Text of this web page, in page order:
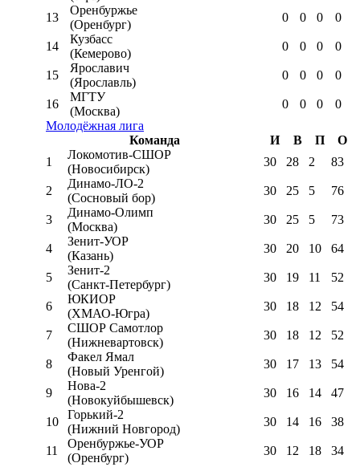
13
Оренбуржье
(Оренбург)
0 0 0 0
14
Кузбасс
(Кемерово)
0 0 0 0
15
Ярославич
(Ярославль)
0 0 0 0
16
МГТУ
(Москва)
0 0 0
0
Молодёжная лига
Команда
И В П
О
1
Локомотив-CШОР
(Новосибирск)
30 28 2 83
2
Динамо-ЛО-2
(Сосновый бор)
30 25 5 76
3
Динамо-Олимп
(Москва)
30 25 5 73
4
Зенит-УОР
(Казань)
30 20 10 64
5
Зенит-2
(Санкт-Петербург)
30 19 11 52
6
ЮКИОР
(ХМАО-Югра)
30 18 12 54
7
СШОР Самотлор
(Нижневартовск)
30 18 12 52
8
Факел Ямал
(Новый Уренгой)
30 17 13 54
9
Нова-2
(Новокуйбышевск)
30 16 14 47
10
Горький-2
(Нижний Новгород)
30 14 16 38
11
Оренбуржье-УОР
(Оренбург)
30 12 18 34